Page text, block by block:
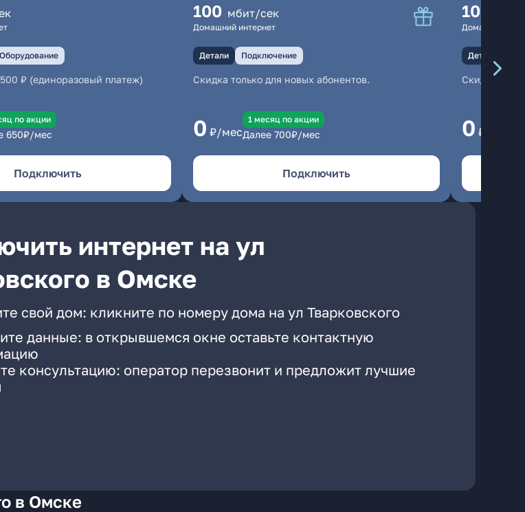
Оборудование
500 ₽ (единоразовый платеж)
по акции
650₽/мес
Подключить
100 мбит/сек
Домашний интернет
Детали Подключение
Скидка только для новых абонентов.
0 ₽/мес
1 месяц по акции
Далее 700₽/мес
Подключить
100
Домашний
Детали
Скидка
0 ₽/мес
интернет на ул
в Омске
свой дом: кликните по номеру дома на ул Тварковского
данные: в открывшемся окне оставьте контактную
консультацию: оператор перезвонит и предложит лучшие
в Омске